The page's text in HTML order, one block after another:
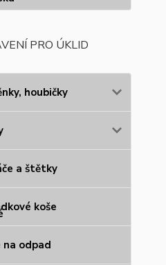
PRO ÚKLID
houbičky
a štětky
koše
odpad